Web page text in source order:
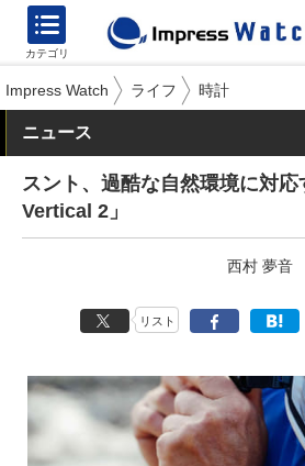
カテゴリ
Impress Watch ライフ 時計
ニュース
スント、過酷な自然環境に対
Vertical 2」
西村 夢音
リスト